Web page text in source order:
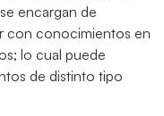
encargan de
con conocimientos en
lo cual puede
de distinto tipo